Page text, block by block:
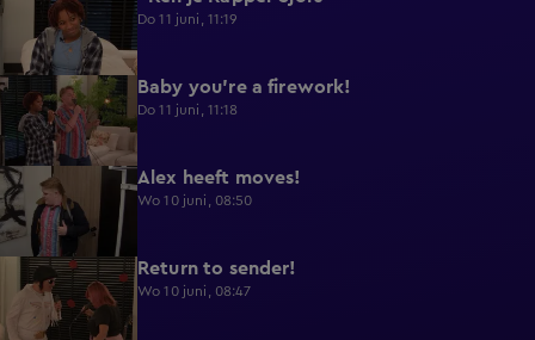
Do 11 juni, 11:19
0:39 Baby you're a firework!
Do 11 juni, 11:18
0:43 Alex heeft moves!
Wo 10 juni, 08:50
0:36 Return to sender!
Wo 10 juni, 08:47